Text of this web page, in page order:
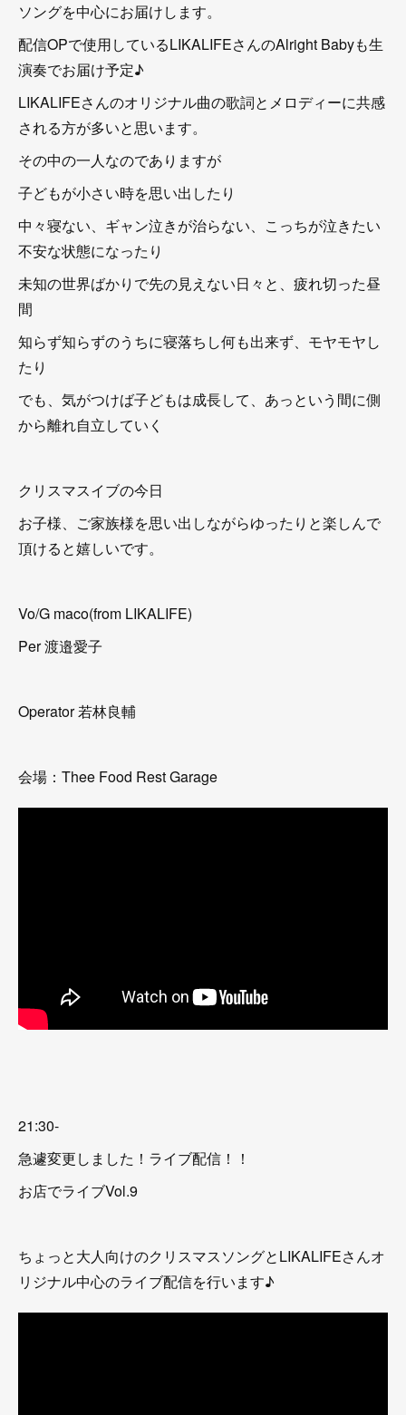
ソングを中心にお届けします。
配信OPで使用しているLIKALIFEさんのAlright Babyも生
演奏でお届け予定♪
LIKALIFEさんのオリジナル曲の歌詞とメロディーに共感
される方が多いと思います。
その中の一人なのでありますが
子どもが小さい時を思い出したり
中々寝ない、ギャン泣きが治らない、こっちが泣きたい
不安な状態になったり
未知の世界ばかりで先の見えない日々と、疲れ切った昼
間
知らず知らずのうちに寝落ちし何も出来ず、モヤモヤし
たり
でも、気がつけば子どもは成長して、あっという間に側
から離れ自立していく
クリスマスイブの今日
お子様、ご家族様を思い出しながらゆったりと楽しんで
頂けると嬉しいです。
Vo/G maco(from LIKALIFE)
Per 渡邉愛子
Operator 若林良輔
会場：Thee Food Rest Garage
21:30-
急遽変更しました！ライブ配信！！
お店でライブVol.9
ちょっと大人向けのクリスマスソングとLIKALIFEさんオ
リジナル中心のライブ配信を行います♪